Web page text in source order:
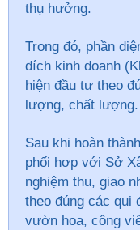
thụ hưởng.
Trong đó, phần
đích kinh doanh
hiện đầu tư theo
lượng, chất lượng.
Sau khi hoàn
phối hợp với Sở
nghiệm thu, giao
theo đúng các qui
vườn hoa, công